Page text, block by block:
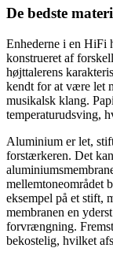
De bedste
Enhederne i en HiFi
konstrueret af
højttalerens
kendt for at være let
musikalsk klang.
temperaturudsving,
Aluminium er let,
forstærkeren. Det
mellemtoneområdet
eksempel på et stift,
membranen en
forvrængning.
bekostelig, hvilket